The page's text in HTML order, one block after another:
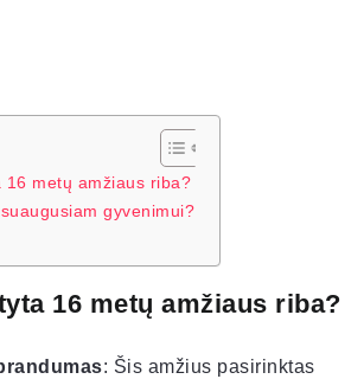
16 metų amžiaus riba?
gyvenimui?
16 metų amžiaus riba?
: Šis amžius pasirinktas